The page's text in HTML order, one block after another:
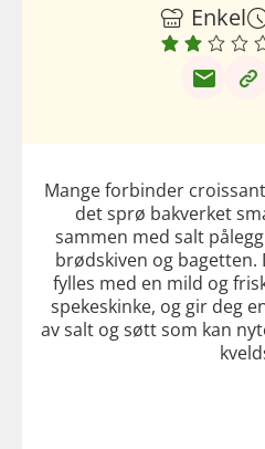
Enkel
Mange forbinder
det sprø bakverket
sammen med salt
brødskiven og
fylles med en mild og
spekeskinke, og gir deg
av salt og søtt som kan